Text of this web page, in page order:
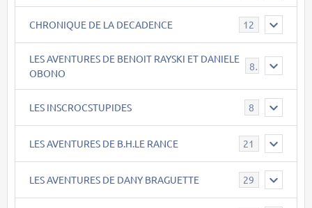
CHRONIQUE DE LA DECADENCE 12
LES AVENTURES DE BENOIT RAYSKI ET DANIELE
OBONO
8
LES INSCROCSTUPIDES 8
LES AVENTURES DE B.H.LE RANCE 21
LES AVENTURES DE DANY BRAGUETTE 29